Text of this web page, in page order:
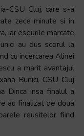
CSU Cluj, care s-a
zece minute si in
iar eseurile marcate
au dus scorul la
cu incercarea Alinei
a marit avantajul
Bunici, CSU Cluj
Dinca insa finalul a
au finalizat de doua
reusitelor fiind